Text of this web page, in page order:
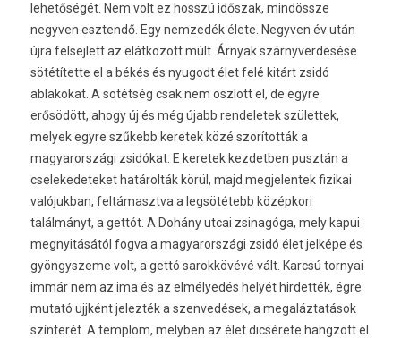
lehetőségét. Nem volt ez hosszú időszak, mindössze
negyven esztendő. Egy nemzedék élete. Negyven év után
újra felsejlett az elátkozott múlt. Árnyak szárnyverdesése
sötétítette el a békés és nyugodt élet felé kitárt zsidó
ablakokat. A sötétség csak nem oszlott el, de egyre
erősödött, ahogy új és még újabb rendeletek születtek,
melyek egyre szűkebb keretek közé szorították a
magyarországi zsidókat. E keretek kezdetben pusztán a
cselekedeteket határolták körül, majd megjelentek fizikai
valójukban, feltámasztva a legsötétebb középkori
találmányt, a gettót. A Dohány utcai zsinagóga, mely kapui
megnyitásától fogva a magyarországi zsidó élet jelképe és
gyöngyszeme volt, a gettó sarokkövévé vált. Karcsú tornyai
immár nem az ima és az elmélyedés helyét hirdették, égre
mutató ujjként jelezték a szenvedések, a megaláztatások
színterét. A templom, melyben az élet dicsérete hangzott el